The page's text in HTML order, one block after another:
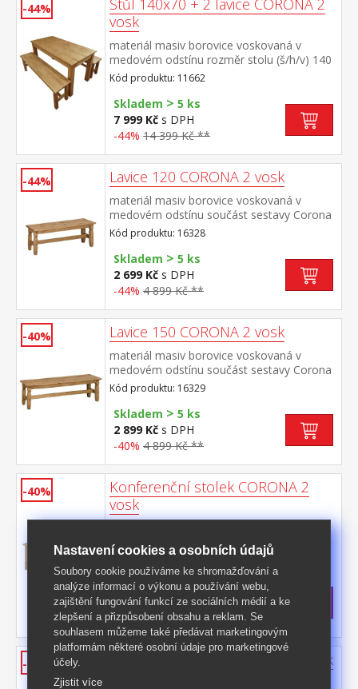
-44%
Stůl 140x70 + 2 lavice CORONA 2
vosk
materiál masiv borovice voskovaná v
medovém odstínu rozměr stolu (š/h/v) 140
× 70 × 76 cm rozměr lavice (š/h/v) 140 × 32
× 46 cm součást sestavy Corona 2
Kód produktu: 11662
Skladem > 5 ks
7 999 Kč s DPH
-44% 14 399 Kč **
-44% Lavice 120 CORONA 2 vosk
materiál masiv borovice voskovaná v
medovém odstínu součást sestavy Corona
2
Kód produktu: 16328
Skladem > 5 ks
2 699 Kč s DPH
-44% 4 899 Kč **
-40% Lavice 150 CORONA 2 vosk
materiál masiv borovice voskovaná v
medovém odstínu součást sestavy Corona
2
Kód produktu: 16329
Skladem > 5 ks
2 899 Kč s DPH
-40% 4 899 Kč **
-40%
Konferenční stolek CORONA 2
vosk
medovém odstínu součást sestavy Corona
2
Skladem>5 ks
3 499 Kčs DPH
-40% 5 890 Kč **
-42% Knihovna 3 police CORONA 2 vosk
Nastavení cookies a osobních údajů
Soubory cookie používáme ke shromažďování a
analýze informací o výkonu a používání webu,
zajištění fungování funkcí ze sociálních médií a ke
zlepšení a přizpůsobení obsahu a reklam. Se
souhlasem můžeme také předávat marketingovým
platformám některé osobní údaje pro marketingové
účely.
Zjistit více